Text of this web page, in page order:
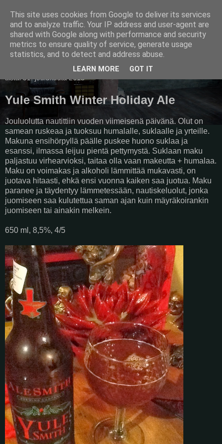
Pullollinen
tiistai 31. joulukuuta 2013
Yule Smith Winter Holiday Ale
Jouluolutta nautittiin vuoden viimeisenä päivänä. Olut on
samean ruskeaa ja tuoksuu humalalle, suklaalle ja yrteille.
Makuna ensihörpyllä päälle puskee huono suklaa ja
esanssi, ilmassa leijuu pientä pettymystä. Suklaan maku
paljastuu virhearvioksi, taitaa olla vaan makeutta + humalaa.
Maku on voimakas ja alkoholi lämmittää mukavasti, on
juotava hitaasti, ehkä ensi vuonna kaiken saa juotua. Maku
paranee ja täydentyy lämmetessään, nautiskeluolut, jonka
juomiseen saa kulutettua saman ajan kuin mäyräkoirankin
juomiseen tai ainakin melkein.
650 ml, 8,5%, 4/5
This site uses cookies from Google to deliver its services
and to analyze traffic. Your IP address and user-agent are
shared with Google along with performance and security
metrics to ensure quality of service, generate usage
statistics, and to detect and address abuse.
LEARN MORE GOT IT